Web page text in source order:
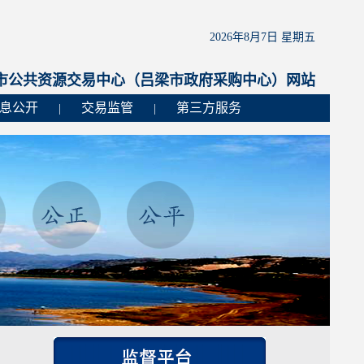
2026年8月7日 星期五
公共资源交易中心（吕梁市政府采购中心）网站
公开 交易监管 第三方服务